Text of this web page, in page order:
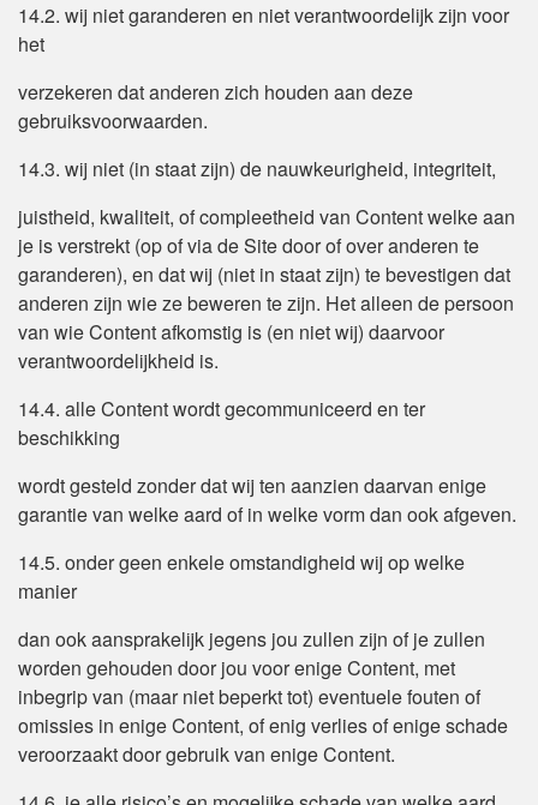
14.2. wij niet garanderen en niet verantwoordelijk zijn voor
het
verzekeren dat anderen zich houden aan deze
gebruiksvoorwaarden.
14.3. wij niet (in staat zijn) de nauwkeurigheid, integriteit,
juistheid, kwaliteit, of compleetheid van Content welke aan
je is verstrekt (op of via de Site door of over anderen te
garanderen), en dat wij (niet in staat zijn) te bevestigen dat
anderen zijn wie ze beweren te zijn. Het alleen de persoon
van wie Content afkomstig is (en niet wij) daarvoor
verantwoordelijkheid is.
14.4. alle Content wordt gecommuniceerd en ter
beschikking
wordt gesteld zonder dat wij ten aanzien daarvan enige
garantie van welke aard of in welke vorm dan ook afgeven.
14.5. onder geen enkele omstandigheid wij op welke
manier
dan ook aansprakelijk jegens jou zullen zijn of je zullen
worden gehouden door jou voor enige Content, met
inbegrip van (maar niet beperkt tot) eventuele fouten of
omissies in enige Content, of enig verlies of enige schade
veroorzaakt door gebruik van enige Content.